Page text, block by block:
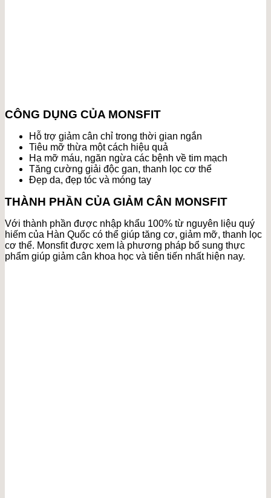
CÔNG DỤNG CỦA MONSFIT
Hỗ trợ giảm cân chỉ trong thời gian ngắn
Tiêu mỡ thừa một cách hiệu quả
Hạ mỡ máu, ngăn ngừa các bệnh về tim mạch
Tăng cường giải độc gan, thanh lọc cơ thể
Đẹp da, đẹp tóc và móng tay
THÀNH PHẦN CỦA GIẢM CÂN MONSFIT
Với thành phần được nhập khẩu 100% từ nguyên liệu quý
hiếm của Hàn Quốc có thể giúp tăng cơ, giảm mỡ, thanh lọc
cơ thể. Monsfit được xem là phương pháp bổ sung thực
phẩm giúp giảm cân khoa học và tiên tiến nhất hiện nay.